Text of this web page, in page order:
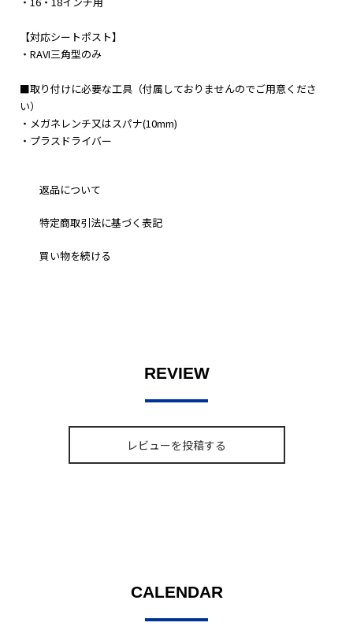
【対応シートポスト】
・RAVI三角型のみ
■取り付けに必要な工具（付属しておりませんのでご用意くださ
い）
・メガネレンチ又はスパナ(10mm)
・プラスドライバー
返品について
特定商取引法に基づく表記
買い物を続ける
REVIEW
レビューを投稿する
CALENDAR